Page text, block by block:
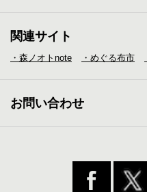
関連サイト
・森ノオトnote ・めぐる布市
お問い合わせ